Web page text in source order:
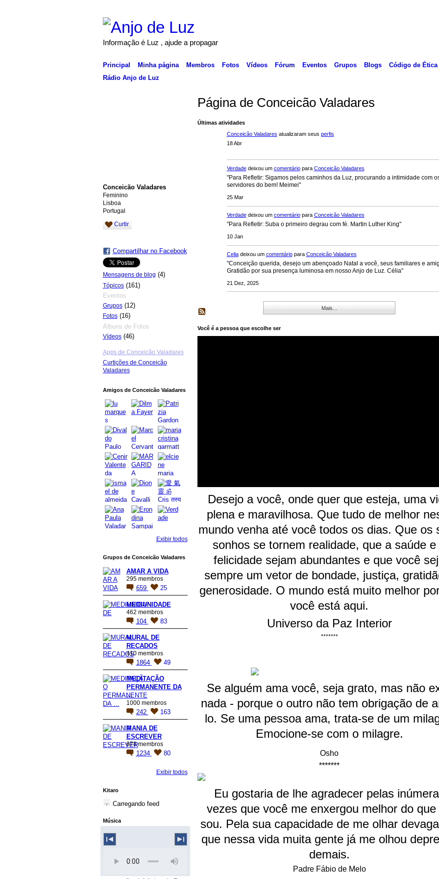
Informação é Luz , ajude a propagar
Principal Minha página Membros Fotos Vídeos Fórum Eventos Grupos Blogs
Código de Ética
Rádio Anjo de Luz
Conceicão Valadares
Feminino
Lisboa
Portugal
Curtir
Compartilhar no Facebook
Mensagens de blog (4)
Tópicos(161)
Eventos
Grupos(12)
Fotos(16)
Álbuns de Fotos
Vídeos(46)
Apps de Conceicão Valadares
Curtições de Conceicão
Valadares
Amigos de Conceicão Valadares
Exibir todos
Grupos de Conceicão Valadares
AMAR A VIDA
295 membros
659 25
MEDIUNIDADE
462 membros
104 83
MURAL DE
RECADOS
410 membros
1864 49
MEDITAÇÃO
PERMANENTE DA
…
1000 membros
242 163
MANIA DE
ESCREVER
678 membros
1234 80
Exibir todos
Kitaro
Carregando feed
Música
Página de Conceicão Valadares
Últimas atividades
Conceicão Valadares atualizaram seus perfis
18 Abr
Verdadedeixou um comentáriopara Conceicão Valadares
"Para Refletir: Sigamos pelos caminhos da Luz, procurando a intimidade com
servidores do bem! Meimei"
25 Mar
Verdadedeixou um comentáriopara Conceicão Valadares
"Para Refletir: Suba o primeiro degrau com fé. Martin Luther King"
10 Jan
Celiadeixou um comentáriopara Conceicão Valadares
"Conceição querida, desejo um abençoado Natal a você, seus familiares e
Gratidão por sua presença luminosa em nosso Anjo de Luz. Célia"
21 Dez, 2025
Mais...
Você é a pessoa que escolhe ser
Desejo a você, onde quer que esteja, uma
plena e maravilhosa. Que tudo de melhor
mundo venha até você todos os dias. Que os
sonhos se tornem realidade, que a saúde e
felicidade sejam abundantes e que você
sempre um vetor de bondade, justiça,
generosidade. O mundo está muito melhor
você está aqui.
Universo da Paz Interior
*******
Se alguém ama você, seja grato, mas não
nada - porque o outro não tem obrigação de
lo. Se uma pessoa ama, trata-se de um
Emocione-se com o milagre.
Osho
*******
Eu gostaria de lhe agradecer pelas
vezes que você me enxergou melhor do que
sou. Pela sua capacidade de me olhar
que nessa vida muita gente já me olhou
demais.
Padre Fábio de Melo